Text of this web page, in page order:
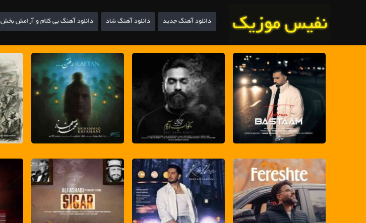
دانلود آهنگ جدید دانلود آهنگ شاد دانلود آهنگ بی کلام و آرامش بخش